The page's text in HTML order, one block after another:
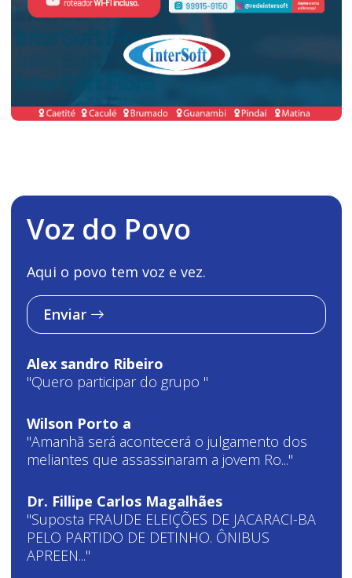
Voz do Povo
Aqui o povo tem voz e vez.
Enviar
Alex sandro Ribeiro
"Quero participar do grupo "
Wilson Porto a
"Amanhã será acontecerá o julgamento dos
meliantes que assassinaram a jovem Ro..."
Dr. Fillipe Carlos Magalhães
"Suposta FRAUDE ELEIÇÕES DE JACARACI-BA
PELO PARTIDO DE DETINHO. ÔNIBUS
APREEN..."